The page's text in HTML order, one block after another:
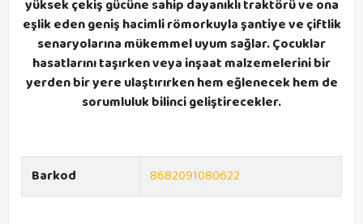
yüksek çekiş gücüne sahip dayanıklı traktörü ve ona
eşlik eden geniş hacimli römorkuyla şantiye ve çiftlik
senaryolarına mükemmel uyum sağlar. Çocuklar
hasatlarını taşırken veya inşaat malzemelerini bir
yerden bir yere ulaştırırken hem eğlenecek hem de
sorumluluk bilinci geliştirecekler.
Barkod 8682091080622